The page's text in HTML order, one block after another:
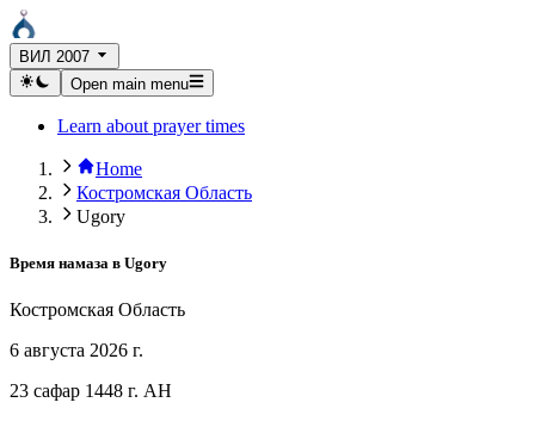
ВИЛ 2007
Open main menu
Learn about prayer times
Home
Костромская Область
Ugory
Время намаза в Ugory
Костромская Область
6 августа 2026 г.
23 сафар 1448 г. AH